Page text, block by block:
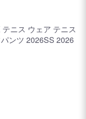
ニス ウェア テニス
ンツ 2026SS 2026